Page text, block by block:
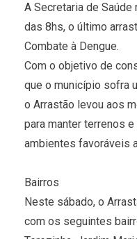
A Secretaria de
das 8hs, o último
Combate à Dengue.
Com o objetivo de
que o município sofra
o Arrastão levou aos
para manter terrenos
ambientes favoráveis
Bairros
Neste sábado, o
com os seguintes